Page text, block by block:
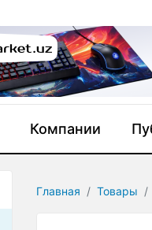
Компании
Главная Товары